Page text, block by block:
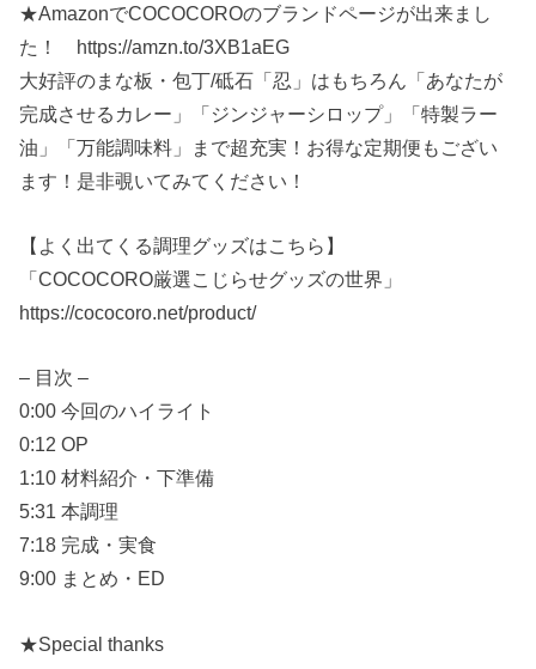
★AmazonでCOCOCOROのブランドページが出来まし
た！ https://amzn.to/3XB1aEG
大好評のまな板・包丁/砥石「忍」はもちろん「あなたが
完成させるカレー」「ジンジャーシロップ」「特製ラー
油」「万能調味料」まで超充実！お得な定期便もござい
ます！是非覗いてみてください！
【よく出てくる調理グッズはこちら】
「COCOCORO厳選こじらせグッズの世界」
https://cococoro.net/product/
– 目次 –
0:00 今回のハイライト
0:12 OP
1:10 材料紹介・下準備
5:31 本調理
7:18 完成・実食
9:00 まとめ・ED
★Special thanks